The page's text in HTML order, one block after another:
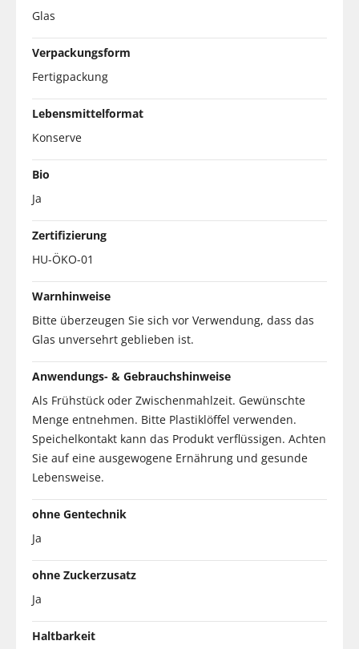
Glas
Verpackungsform
Fertigpackung
Lebensmittelformat
Konserve
Bio
Ja
Zertifizierung
HU-ÖKO-01
Warnhinweise
Bitte überzeugen Sie sich vor Verwendung, dass das
Glas unversehrt geblieben ist.
Anwendungs- & Gebrauchshinweise
Als Frühstück oder Zwischenmahlzeit. Gewünschte
Menge entnehmen. Bitte Plastiklöffel verwenden.
Speichelkontakt kann das Produkt verflüssigen. Achten
Sie auf eine ausgewogene Ernährung und gesunde
Lebensweise.
ohne Gentechnik
Ja
ohne Zuckerzusatz
Ja
Haltbarkeit